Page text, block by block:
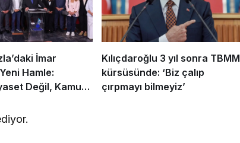
İmar
Hamle:
Değil, Kamu
Kılıçdaroğlu 3 yıl sonra TBMM
kürsüsünde: ‘Biz çalıp
çırpmayı bilmeyiz’